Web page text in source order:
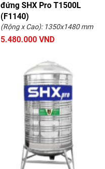
đứng SHX Pro T1500L
(F1140)
(Rộng x Cao): 1350x1480 mm
5.480.000 VND